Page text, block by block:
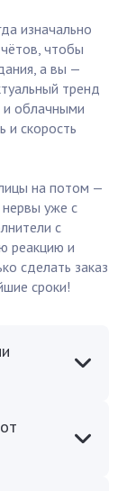
изначально
чтобы
а вы —
тренд
и облачными
и скорость
на потом —
уже с
с
реакцию и
сделать заказ
сроки!